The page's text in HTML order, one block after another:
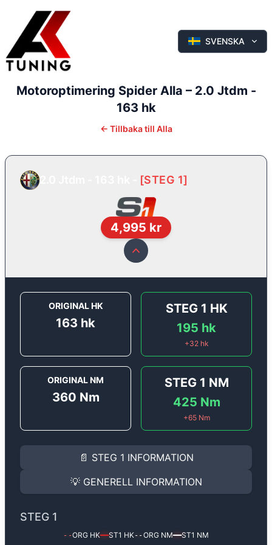
SVENSKA
Motoroptimering Spider Alla – 2.0 Jtdm -
163 hk
← Tillbaka till Alla
[STEG 1]
4,995 kr
ORIGINAL HK
163 hk
STEG 1 HK
195 hk
+32hk
ORIGINAL NM
360 Nm
STEG 1 NM
425 Nm
+65Nm
📄 STEG 1 INFORMATION
INFORMATION
Steg 1
Alfa Romeo Spider 2.0
Effekten ökar från163 hktill195 hkoch
(+32 hk & +65 Nm).
Ger mer effekt, högre vridmoment, lägre
Steg 1 mjukvara justerar vi ett antal
💡 GENERELL INFORMATION
✅ All mjukvara är skräddarsydd för din bil
✅ Felsökning inann samt efter optimering
STEG 1
--ORG HK━━ST1 HK--ORG NM━━ST1 NM